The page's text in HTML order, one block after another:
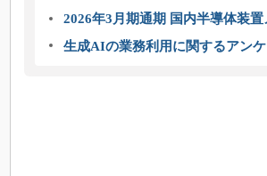
2026年3月期通期 国内半導体装
生成AIの業務利用に関するアン